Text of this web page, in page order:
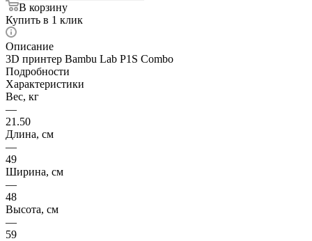
В корзину
Купить в 1 клик
Описание
3D принтер Bambu Lab P1S Combo
Подробности
Характеристики
Вес, кг
—
21.50
Длина, см
—
49
Ширина, см
—
48
Высота, см
—
59